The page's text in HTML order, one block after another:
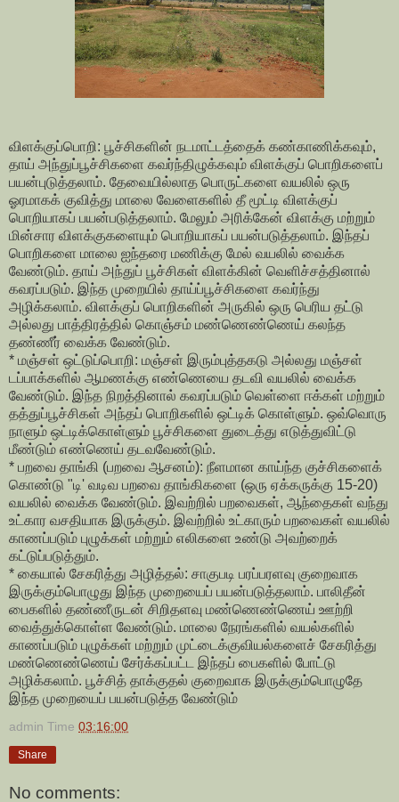
விளக்குப்பொறி: பூச்சிகளின் நடமாட்டத்தைக் கண்காணிக்கவும்,
தாய் அந்துப்பூச்சிகளை கவர்ந்திழுக்கவும் விளக்குப் பொறிகளைப்
பயன்புடுத்தலாம். தேவையில்லாத பொருட்களை வயலில் ஒரு
ஓரமாகக் குவித்து மாலை வேளைகளில் தீ மூட்டி விளக்குப்
பொறியாகப் பயன்படுத்தலாம். மேலும் அரிக்கேன் விளக்கு மற்றும்
மின்சார விளக்குகளையும் பொறியாகப் பயன்படுத்தலாம். இந்தப்
பொறிகளை மாலை ஐந்தரை மணிக்கு மேல் வயலில் வைக்க
வேண்டும். தாய் அந்துப் பூச்சிகள் விளக்கின் வெளிச்சத்தினால்
கவரப்படும். இந்த முறையில் தாய்ப்பூச்சிகளை கவர்ந்து
அழிக்கலாம். விளக்குப் பொறிகளின் அருகில் ஒரு பெரிய தட்டு
அல்லது பாத்திரத்தில் கொஞ்சம் மண்ணெண்ணெய் கலந்த
தண்ணீர் வைக்க வேண்டும்.
* மஞ்சள் ஒட்டுப்பொறி: மஞ்சள் இரும்புத்தகடு அல்லது மஞ்சள்
டப்பாக்களில் ஆமணக்கு எண்ணெயை தடவி வயலில் வைக்க
வேண்டும். இந்த நிறத்தினால் கவரப்படும் வெள்ளை ஈக்கள் மற்றும்
தத்துப்பூச்சிகள் அந்தப் பொறிகளில் ஒட்டிக் கொள்ளும். ஒவ்வொரு
நாளும் ஒட்டிக்கொள்ளும் பூச்சிகளை துடைத்து எடுத்துவிட்டு
மீண்டும் எண்ணெய் தடவவேண்டும்.
* பறவை தாங்கி (பறவை ஆசனம்): நீளமான காய்ந்த குச்சிகளைக்
கொண்டு "டி' வடிவ பறவை தாங்கிகளை (ஒரு ஏக்கருக்கு 15-20)
வயலில் வைக்க வேண்டும். இவற்றில் பறவைகள், ஆந்தைகள் வந்து
உட்கார வசதியாக இருக்கும். இவற்றில் உட்காரும் பறவைகள் வயலில்
காணப்படும் புழுக்கள் மற்றும் எலிகளை உண்டு அவற்றைக்
கட்டுப்படுத்தும்.
* கையால் சேகரித்து அழித்தல்: சாகுபடி பரப்பரளவு குறைவாக
இருக்கும்பொழுது இந்த முறையைப் பயன்படுத்தலாம். பாலிதீன்
பைகளில் தண்ணீருடன் சிறிதளவு மண்ணெண்ணெய் ஊற்றி
வைத்துக்கொள்ள வேண்டும். மாலை நேரங்களில் வயல்களில்
காணப்படும் புழுக்கள் மற்றும் முட்டைக்குவியல்களைச் சேகரித்து
மண்ணெண்ணெய் சேர்க்கப்பட்ட இந்தப் பைகளில் போட்டு
அழிக்கலாம். பூச்சித் தாக்குதல் குறைவாக இருக்கும்பொழுதே
இந்த முறையைப் பயன்படுத்த வேண்டும்
admin Time 03:16:00
Share
No comments: